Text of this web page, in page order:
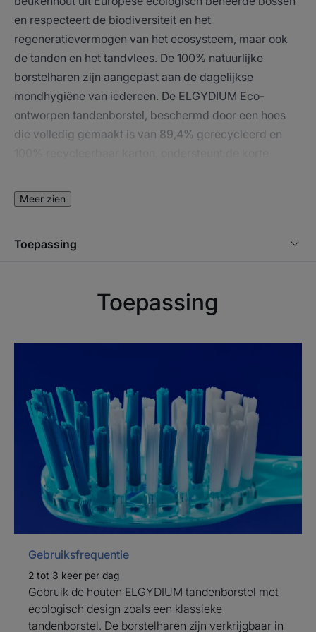
en respecteert de biodiversiteit en het
regeneratievermogen van het ecosysteem, maar ook
de tanden en het tandvlees. De 100% natuurlijke
borstelharen zijn aangepast aan de dagelijkse
mondhygiëne van iedereen. De ELGYDIUM Eco-
ontworpen tandenborstel, beschermd door een hoes
die volledig gemaakt is van 89,4% gerecycleerd en
respectvol, duurzaam en doeltreffend alternatief voor
klassieke tandenborstels.
ELGYDIUM-tandenborstel zet
het merk ELGYDIUM zijn
engagement voor een
verantwoorde consumptie voort
door een ecologisch
verantwoord ontwerp te
integreren vanaf de grondstof
tot het afgewerkte product en
de verpakking.
De 100% natuurlijke
borstelharen, gemaakt van
ricinusolie, zorgen voor een
effectief en zacht poetsgevoel
Meer zien
Toepassing
Toepassing
Gebruiksfrequentie
2 tot 3 keer per dag
Gebruik de houten ELGYDIUM tandenborstel met
ecologisch design zoals een klassieke
tandenborstel. De borstelharen zijn verkrijgbaar in